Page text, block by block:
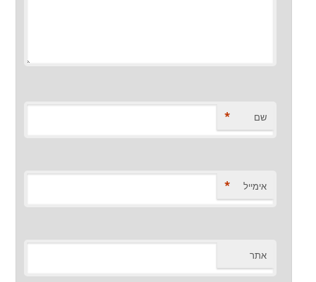
שם *
אימייל *
אתר